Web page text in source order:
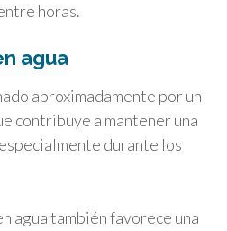
horas.
agua
aproximadamente por un
contribuye a mantener una
durante los
agua también favorece una